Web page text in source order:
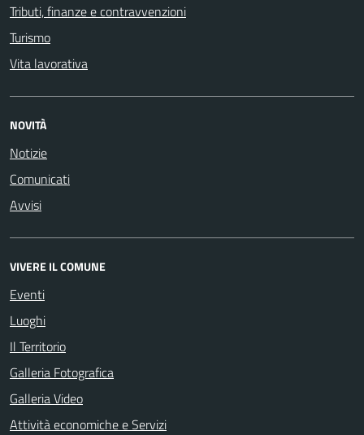
Tributi, finanze e contravvenzioni
Turismo
Vita lavorativa
NOVITÀ
Notizie
Comunicati
Avvisi
VIVERE IL COMUNE
Eventi
Luoghi
Il Territorio
Galleria Fotografica
Galleria Video
Attività economiche e Servizi